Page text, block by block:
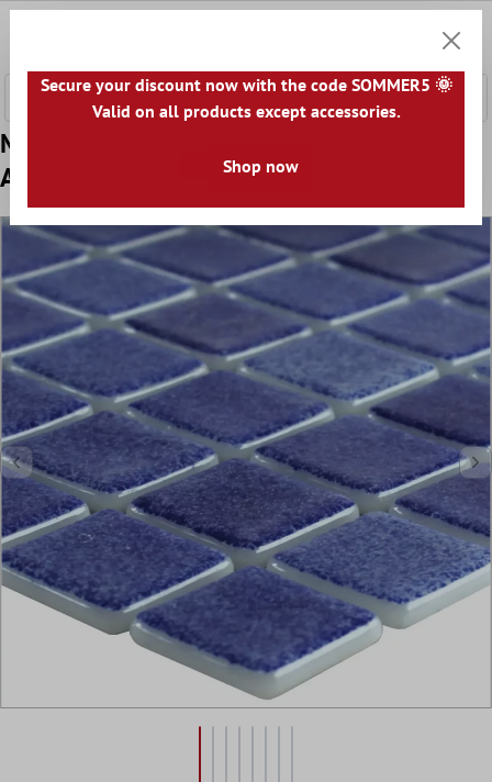
Muster von Glas Schwimmbad Pool Mosaik
Antonio Dunkelblau
Secure your discount now with the code SOMMER5 🌞
Valid on all products except accessories.
Shop now